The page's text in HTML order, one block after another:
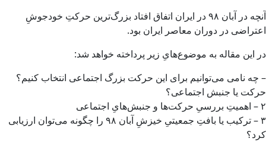
آنچه در آبان ۹۸ در ایران اتفاق افتاد بزرگ‌ترین حرکتِ خودجوشِ
اعتراضی در دوران معاصر ایران بود.
در این مقاله به موضوع‌هایِ زیر پرداخته خواهد شد:
– چه نامی می‌توانیم برای این حرکت بزرگ اجتماعی انتخاب کنیم؟
حرکت یا جنبش اجتماعی؟
۲ – اهمیتِ بررسیِ حرکت‌ها و جنبش‌هایِ اجتماعی
۳ – ترکیب یا بافتِ جمعیتیِ خیزشِ آبان ۹۸ را چگونه می‌توان ارزیابی
کرد؟